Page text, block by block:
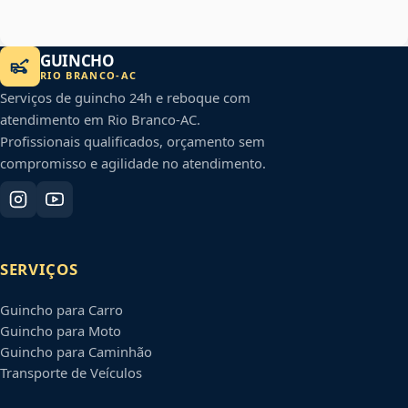
GUINCHO
RIO BRANCO-AC
Serviços de guincho 24h e reboque com
atendimento em Rio Branco-AC.
Profissionais qualificados, orçamento sem
compromisso e agilidade no atendimento.
SERVIÇOS
Guincho para Carro
Guincho para Moto
Guincho para Caminhão
Transporte de Veículos